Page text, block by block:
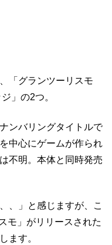
「グランツーリスモ
」の2つ。
ンバリングタイトルで
中心にゲームが作られ
不明。本体と同時発売
、」と感じますが、こ
モ」がリリースされた
ます。